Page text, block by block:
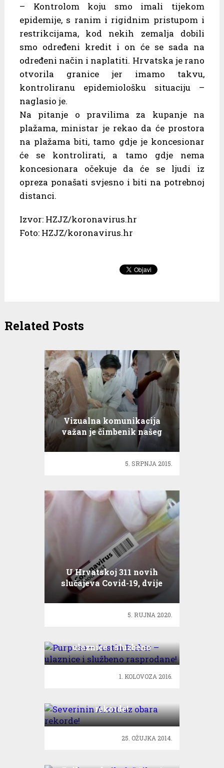
– Kontrolom koju smo imali tijekom
epidemije, s ranim i rigidnim pristupom i
restrikcijama, kod nekih zemalja dobili
smo određeni kredit i on će se sada na
određeni način i naplatiti. Hrvatska je rano
otvorila granice jer imamo takvu,
kontroliranu epidemiološku situaciju –
naglasio je.
Na pitanje o pravilima za kupanje na
plažama, ministar je rekao da će prostora
na plažama biti, tamo gdje je koncesionar
će se kontrolirati, a tamo gdje nema
koncesionara očekuje da će se ljudi iz
opreza ponašati svjesno i biti na potrebnoj
distanci.
Izvor: HZJZ/koronavirus.hr
Foto: HZJZ/koronavirus.hr
Related Posts
Vizualna komunikacija
važan je čimbenik našeg
života
5. SRPNJA 2015.
U Hrvatskoj 311 novih
slučajeva Covid-19, dvije
osobe preminule
5. RUJNA 2020.
ulaznice i službeno
rasprodane!
1. KOLOVOZA 2016.
rekorde!
25. OŽUJKA 2014.